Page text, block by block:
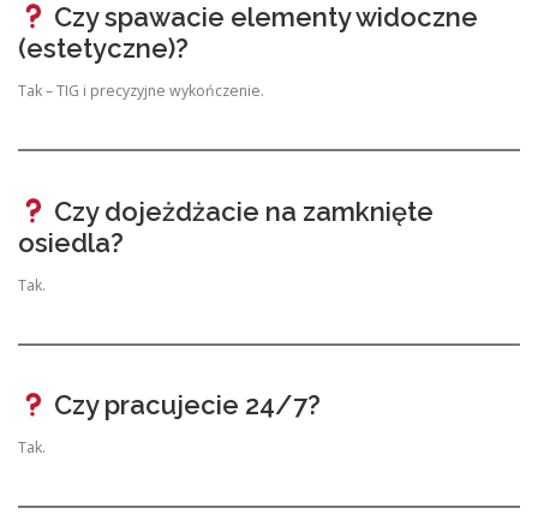
Czy spawacie elementy widoczne
(estetyczne)?
Tak – TIG i precyzyjne wykończenie.
Czy dojeżdżacie na zamknięte
osiedla?
Tak.
Czy pracujecie 24/7?
Tak.